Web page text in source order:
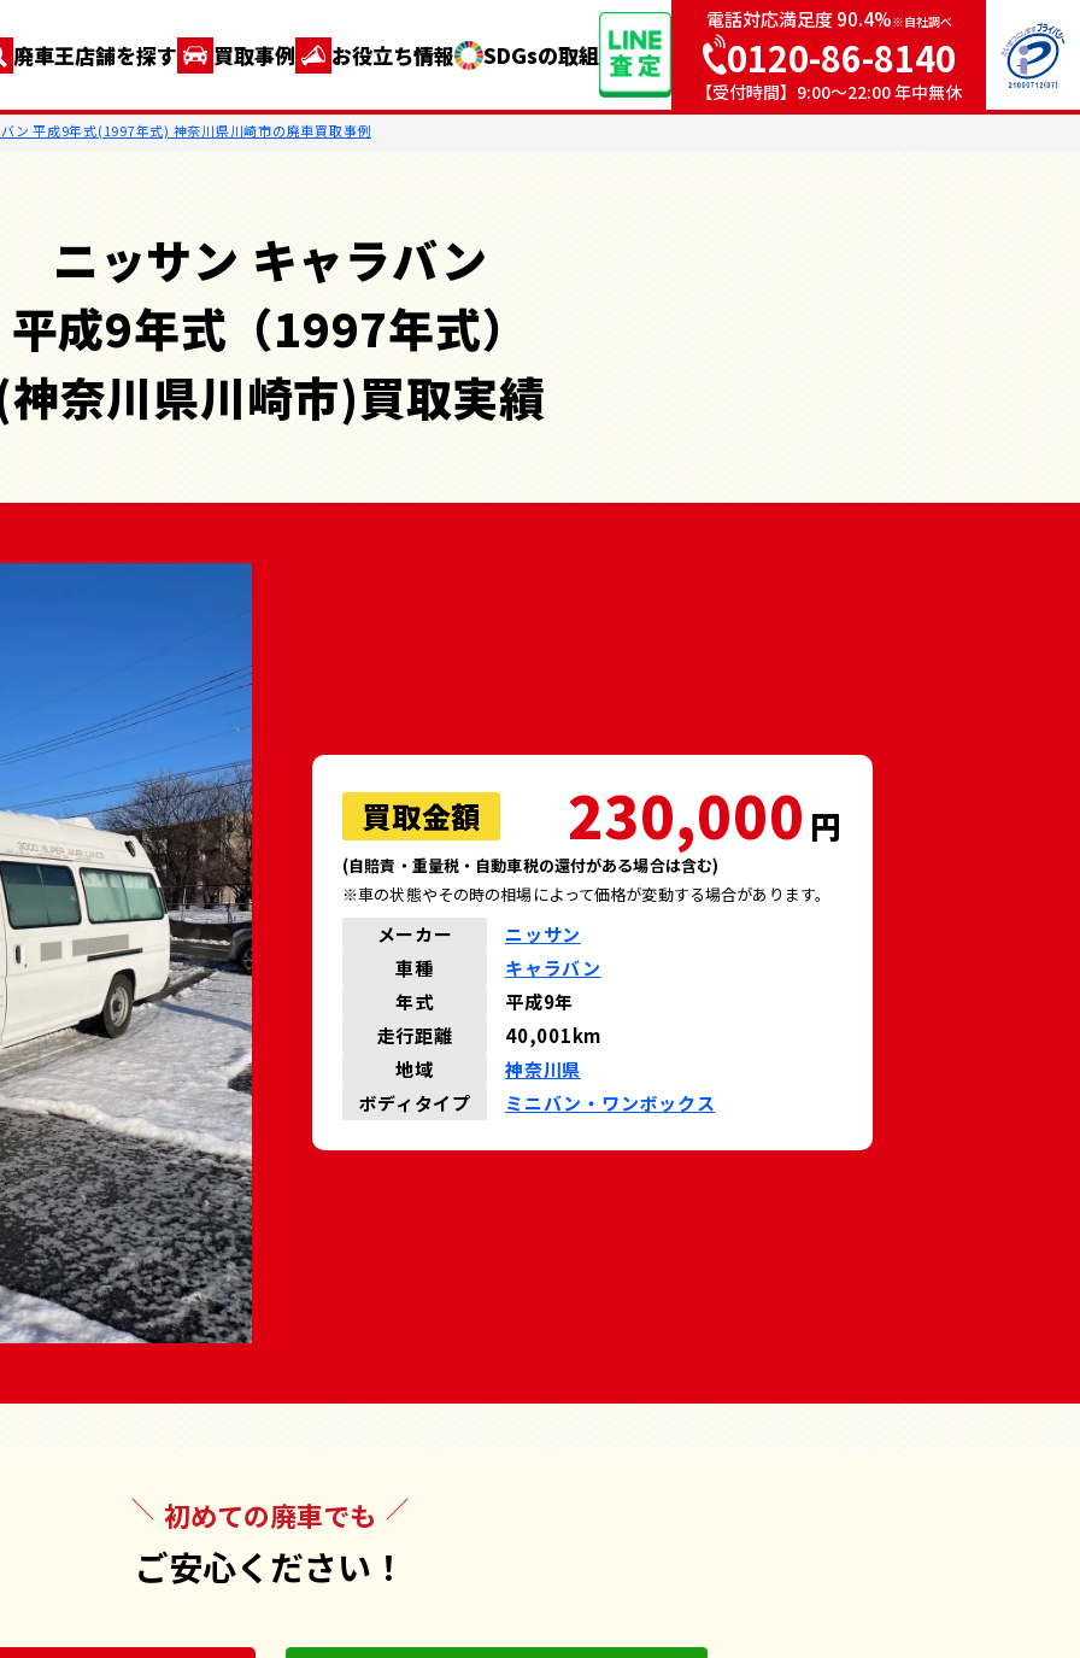
廃車王店舗を探す 買取事例 お役立ち情報 SDGsの取組
電話対応満足度 90.4%※自社調べ
0120-86-8140
【受付時間】9:00〜22:00 年中無休
ン 平成9年式(1997年式) 神奈川県川崎市の廃車買取事例
ニッサン キャラバン
平成9年式（1997年式）
奈川県川崎市)買取実績
買取金額 230,000 円
(自賠責・重量税・自動車税の還付がある場合は含む)
※車の状態やその時の相場によって価格が変動する場合があります。
メーカー
ニッサン
車種
キャラバン
年式
平成9年
走行距離
40,001km
地域
神奈川県
ボディタイプ
ミニバン・ワンボックス
初めての廃車でも
ご安心ください！